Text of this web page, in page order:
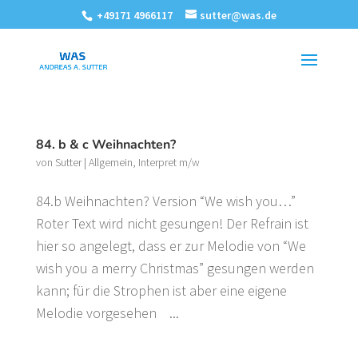
+49171 4966117 sutter@was.de
84. b & c Weihnachten?
von Sutter| Allgemein, Interpret m/w
84.b Weihnachten? Version “We wish you…”
Roter Text wird nicht gesungen! Der Refrain ist
hier so angelegt, dass er zur Melodie von “We
wish you a merry Christmas” gesungen werden
kann; für die Strophen ist aber eine eigene
Melodie vorgesehen ...